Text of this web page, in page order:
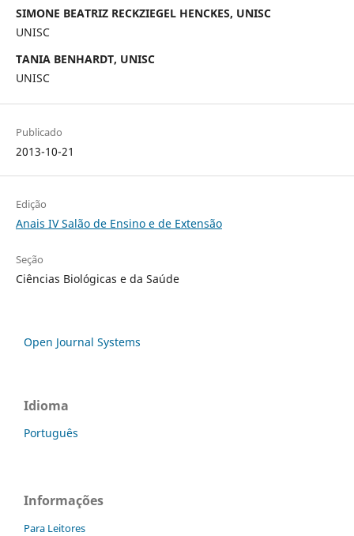
SIMONE BEATRIZ RECKZIEGEL HENCKES, UNISC
UNISC
TANIA BENHARDT, UNISC
UNISC
Publicado
2013-10-21
Edição
Anais IV Salão de Ensino e de Extensão
Seção
Ciências Biológicas e da Saúde
Open Journal Systems
Idioma
Português
Informações
Para Leitores